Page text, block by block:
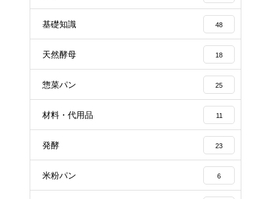
基礎知識 48
天然酵母 18
惣菜パン 25
材料・代用品 11
発酵 23
米粉パン 6